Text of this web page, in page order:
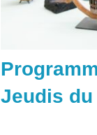
Jeudis du